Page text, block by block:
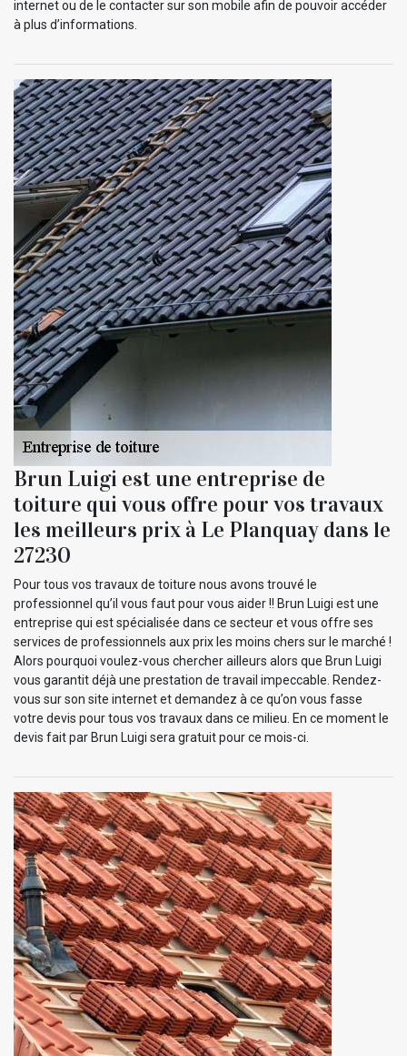
internet ou de le contacter sur son mobile afin de pouvoir accéder
à plus d’informations.
Brun Luigi est une entreprise de
toiture qui vous offre pour vos travaux
les meilleurs prix à Le Planquay dans le
27230
Pour tous vos travaux de toiture nous avons trouvé le
professionnel qu’il vous faut pour vous aider !! Brun Luigi est une
entreprise qui est spécialisée dans ce secteur et vous offre ses
services de professionnels aux prix les moins chers sur le marché !
Alors pourquoi voulez-vous chercher ailleurs alors que Brun Luigi
vous garantit déjà une prestation de travail impeccable. Rendez-
vous sur son site internet et demandez à ce qu’on vous fasse
votre devis pour tous vos travaux dans ce milieu. En ce moment le
devis fait par Brun Luigi sera gratuit pour ce mois-ci.